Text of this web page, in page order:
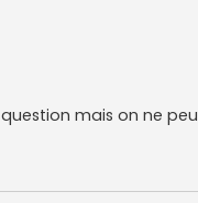
mais on ne